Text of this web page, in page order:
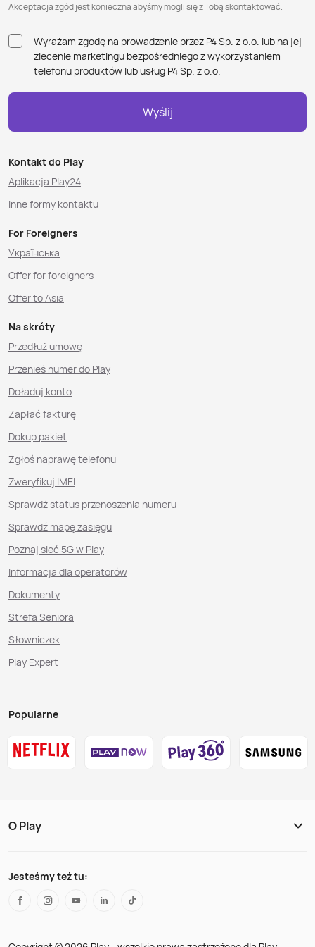
Akceptacja zgód jest konieczna abyśmy mogli się z Tobą skontaktować.
Wyrażam zgodę na prowadzenie przez P4 Sp. z o.o. lub na jej
zlecenie marketingu bezpośredniego z wykorzystaniem
telefonu produktów lub usług P4 Sp. z o.o.
Wyślij
Kontakt do Play
Aplikacja Play24
Inne formy kontaktu
For Foreigners
Українська
Offer for foreigners
Offer to Asia
Na skróty
Przedłuż umowę
Przenieś numer do Play
Doładuj konto
Zapłać fakturę
Dokup pakiet
Zgłoś naprawę telefonu
Zweryfikuj IMEI
Sprawdź status przenoszenia numeru
Sprawdź mapę zasięgu
Poznaj sieć 5G w Play
Informacja dla operatorów
Dokumenty
Strefa Seniora
Słowniczek
Play Expert
Popularne
O Play
Jesteśmy też tu: